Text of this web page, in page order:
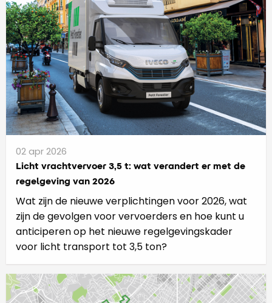
02 apr 2026
Licht vrachtvervoer 3,5 t: wat verandert er met de
regelgeving van 2026
Wat zijn de nieuwe verplichtingen voor 2026, wat
zijn de gevolgen voor vervoerders en hoe kunt u
anticiperen op het nieuwe regelgevingskader
voor licht transport tot 3,5 ton?